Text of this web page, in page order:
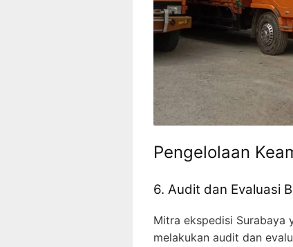
Pengelolaan
6. Audit dan Evaluasi
Mitra ekspedisi Surabaya
melakukan audit dan